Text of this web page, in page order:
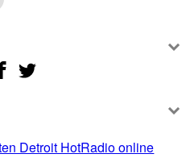
Detroit HotRadio online